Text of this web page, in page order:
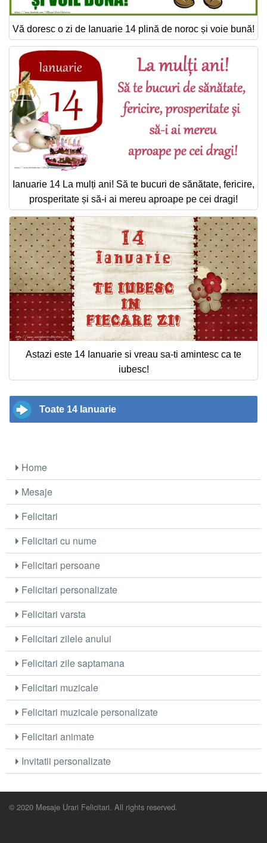
Vă doresc o zi de Ianuarie 14 plină de noroc și voie bună!
Ianuarie 14 La mulți ani! Să te bucuri de sănătate, fericire,
prosperitate și să-i ai mereu aproape pe cei dragi!
Astazi este 14 Ianuarie si vreau sa-ti amintesc ca te
iubesc!
Toate 14 Ianuarie
Home
Mesaje
Felicitari
Felicitari cu nume
Felicitari persoane
Felicitari personalizate
Felicitari varsta
Felicitari zilele anului
Felicitari zile saptamana
Felicitari muzicale
Felicitari muzicale personalizate
Felicitari animate
Invitatii personalizate
© 2020 Mesaje Urari Felicitari. All rights reserved.